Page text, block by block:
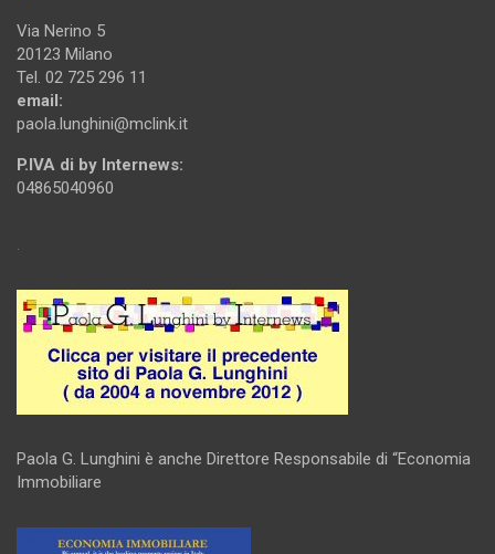
Via Nerino 5
20123 Milano
Tel. 02 725 296 11
email:
paola.lunghini@mclink.it
P.IVA di by Internews:
04865040960
.
Paola G. Lunghini è anche Direttore Responsabile di “Economia
Immobiliare